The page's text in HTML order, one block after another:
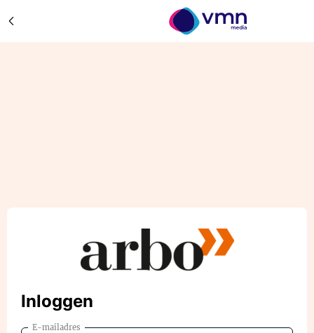
Inloggen
E-mailadres